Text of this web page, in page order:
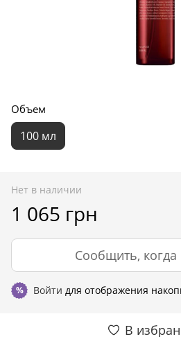
Объем
100 мл
Нет в наличии
1 065 грн
Сообщить, когда
% Войти для отображения
В